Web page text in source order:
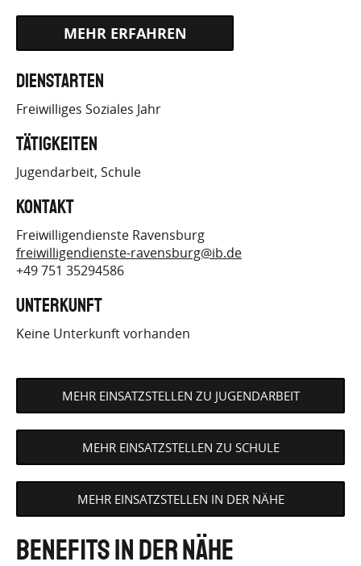
FREIWILLIGENDIENSTE.DE/JOB/1910
Dienstarten
Freiwilliges Soziales Jahr
Tätigkeiten
Jugendarbeit Schule
Kontakt
Freiwilligendienste Ravensburg
freiwilligendienste-ravensburg@ib.de
+49 751 35294586
Unterkunft
Keine Unterkunft vorhanden
MEHR EINSATZSTELLEN ZU JUGENDARBEIT
MEHR EINSATZSTELLEN ZU SCHULE
MEHR EINSATZSTELLEN IN DER NÄHE
Benefits in der Nähe